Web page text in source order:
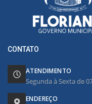
CONTATO
ATENDIMENTO
Segunda à Sexta de
ENDEREÇO